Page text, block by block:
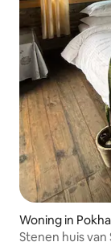
Woning in
Stenen huis van